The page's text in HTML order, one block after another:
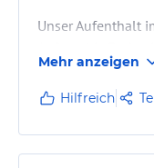
Unser Aufenthalt
hochmodern,
außergewöhnlich
Das Frühstück
fantastische
Mehr anzeigen
Hilfreich